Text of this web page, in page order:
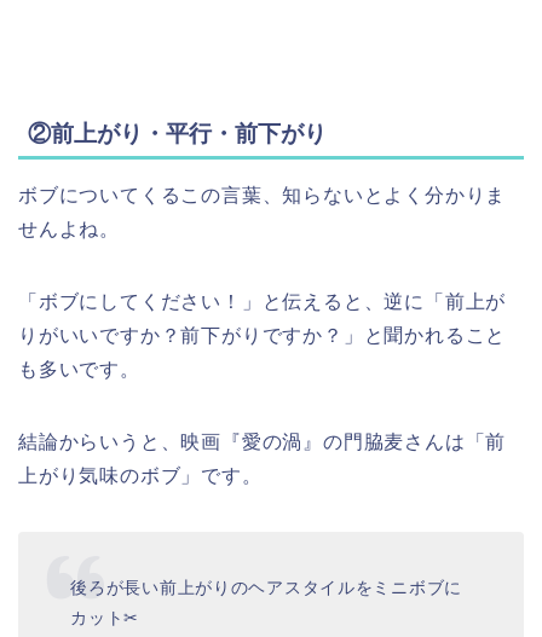
②前上がり・平行・前下がり
ボブについてくるこの言葉、知らないとよく分かりま
せんよね。
「ボブにしてください！」と伝えると、逆に「前上が
りがいいですか？前下がりですか？」と聞かれること
も多いです。
結論からいうと、映画『愛の渦』の門脇麦さんは「前
上がり気味のボブ」です。
後ろが長い前上がりのヘアスタイルをミニボブに
カット✂︎